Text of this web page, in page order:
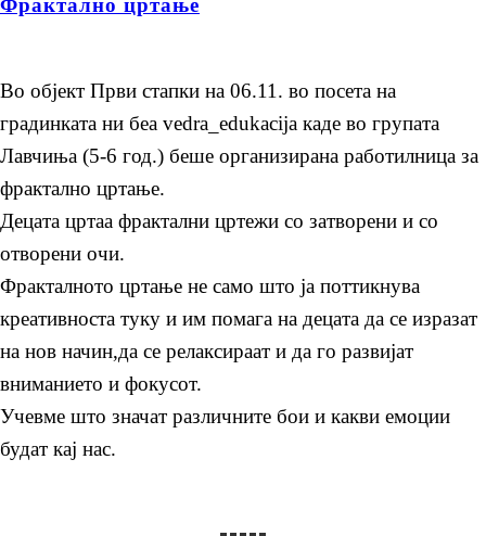
Фрактално цртање
Во објект Први стапки на 06.11. во посета на
градинката ни беа vedra_edukacija каде во групата
Лавчиња (5-6 год.) беше организирана работилница за
фрактално цртање.
Децата цртаа фрактални цртежи со затворени и со
отворени очи.
Фракталното цртање не само што ја поттикнува
креативноста туку и им помага на децата да се изразат
на нов начин,да се релаксираат и да го развијат
вниманието и фокусот.
Учевме што значат различните бои и какви емоции
будат кај нас.